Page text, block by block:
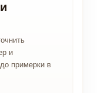
и
примерки в